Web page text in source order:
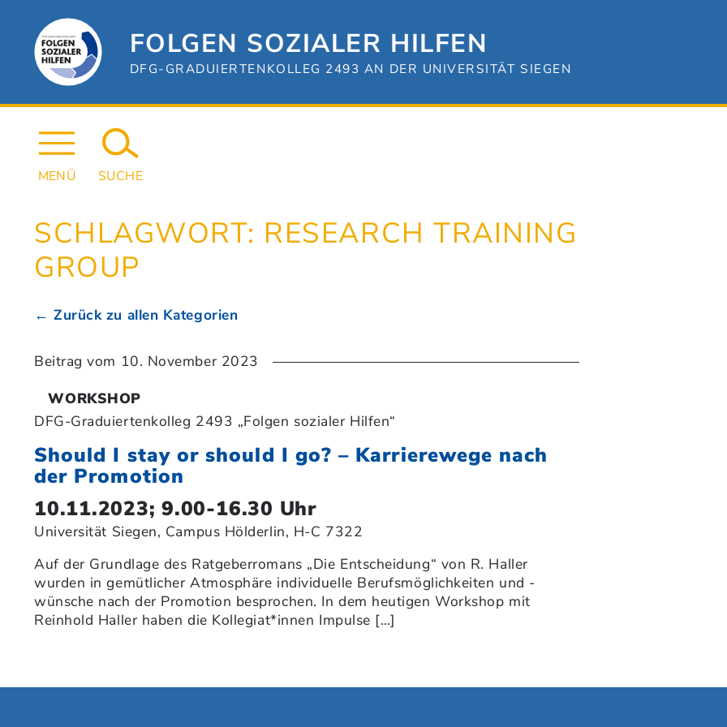
FOLGEN SOZIALER HILFEN
DFG-GRADUIERTENKOLLEG 2493 AN DER UNIVERSITÄT SIEGEN
MENÜ SUCHE
SCHLAGWORT: RESEARCH TRAINING
GROUP
← Zurück zu allen Kategorien
Should I stay or should I go? – Karrierewege nach
der Promotion
Beitrag vom 10. November 2023
WORKSHOP
DFG-Graduiertenkolleg 2493 „Folgen sozialer Hilfen“
10.11.2023; 9.00-16.30 Uhr
Universität Siegen, Campus Hölderlin, H-C 7322
Auf der Grundlage des Ratgeberromans „Die Entscheidung“ von R. Haller
wurden in gemütlicher Atmosphäre individuelle Berufsmöglichkeiten und -
wünsche nach der Promotion besprochen. In dem heutigen Workshop mit
Reinhold Haller haben die Kollegiat*innen Impulse […]